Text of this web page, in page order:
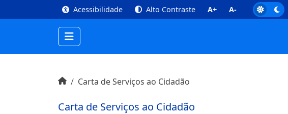
Conteúdo [1] Menu Principal [2] Busca [3] Rodapé [4]
Acessibilidade Alto Contraste A+ A-
Início do conteúdoInícioCarta de Serviços ao Cidadão
Carta de Serviços ao Cidadão